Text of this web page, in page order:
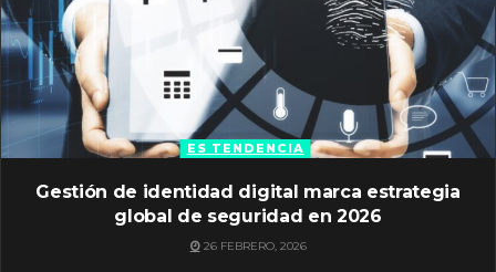
ES TENDENCIA
Gestión de identidad digital marca estrategia
global de seguridad en 2026
26 FEBRERO, 2026